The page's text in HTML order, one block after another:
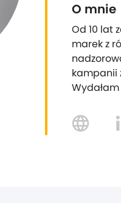
O mnie
Od 10 lat
marek z
kampanii